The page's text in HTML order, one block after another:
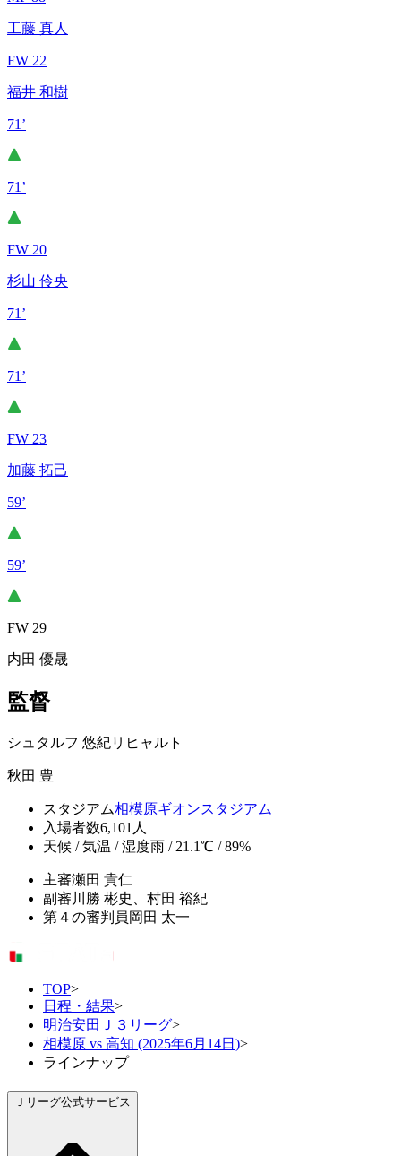
工藤 真人
FW 22
福井 和樹
71’
71’
FW 20
杉山 伶央
71’
71’
FW 23
加藤 拓己
59’
59’
FW 29
内田 優晟
監督
シュタルフ 悠紀リヒャルト
秋田 豊
スタジアム相模原ギオンスタジアム
入場者数6,101人
天候 / 気温 / 湿度雨 / 21.1℃ / 89%
主審瀬田 貴仁
副審 川勝 彬史、村田 裕紀
第４の審判員 岡田 太一
TOP>
日程・結果>
明治安田Ｊ３リーグ>
相模原 vs 高知 (2025年6月14日)>
ラインナップ
Ｊリーグ公式サービス